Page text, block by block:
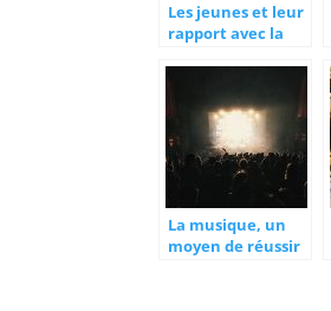
Les jeunes et leur
rapport avec la
La musique, un
moyen de réussir